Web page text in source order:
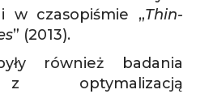
w czasopiśmie „Thin-
” (2013).
również badania
optymalizacją